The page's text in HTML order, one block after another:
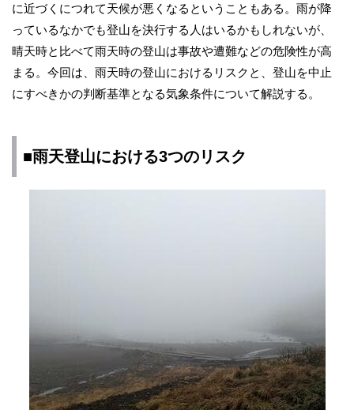
に近づくにつれて天候が悪くなるということもある。雨が降
っているなかでも登山を決行する人はいるかもしれないが、
晴天時と比べて雨天時の登山は事故や遭難などの危険性が高
まる。今回は、雨天時の登山におけるリスクと、登山を中止
にすべきかの判断基準となる気象条件について解説する。
■雨天登山における3つのリスク